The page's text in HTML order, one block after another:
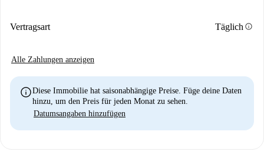
Vertragsart Täglich info
Alle Zahlungen anzeigen
infoDiese Immobilie hat saisonabhängige Preise. Füge deine Daten
hinzu, um den Preis für jeden Monat zu sehen.
Datumsangaben hinzufügen